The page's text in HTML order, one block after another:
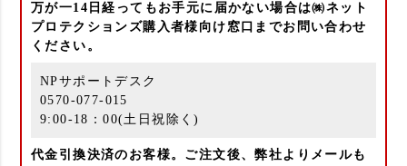
万が一14日経ってもお手元に届かない場合は㈱ネット
プロテクションズ購入者様向け窓口までお問い合わせ
ください。
NPサポートデスク
0570-077-015
9:00-18：00(土日祝除く)
代金引換決済のお客様。ご注文後、弊社よりメールも